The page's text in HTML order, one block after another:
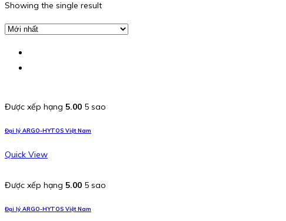
Showing the single result
Được xếp hạng 5.00 5 sao
Đại lý ARGO-HYTOS Việt Nam
Quick View
Được xếp hạng 5.00 5 sao
Đại lý ARGO-HYTOS Việt Nam